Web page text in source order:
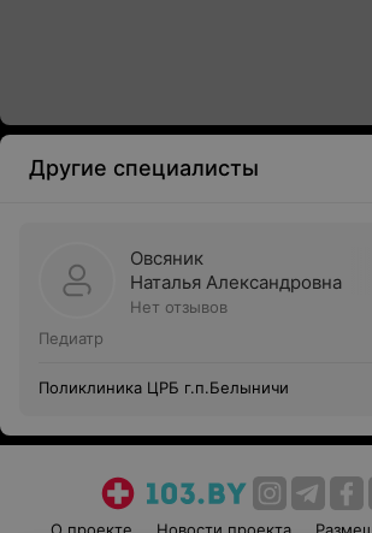
Другие специалисты
Овсяник
Наталья Александровна
Нет отзывов
Педиатр
Поликлиника ЦРБ г.п.Белыничи